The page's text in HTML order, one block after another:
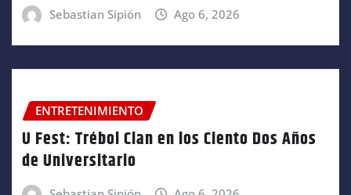
Sebastian Sipión Ago 6, 2026
ENTRETENIMIENTO
U Fest: Trébol Clan en los Ciento Dos Años
de Universitario